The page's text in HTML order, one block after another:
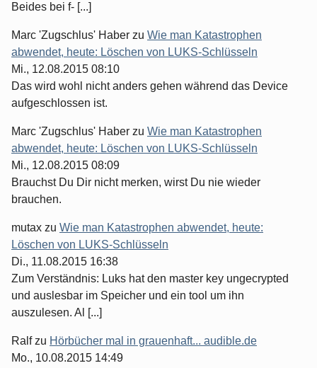
Beides bei f- [...]
Marc 'Zugschlus' Haber zu Wie man Katastrophen
abwendet, heute: Löschen von LUKS-Schlüsseln
Mi., 12.08.2015 08:10
Das wird wohl nicht anders gehen während das Device
aufgeschlossen ist.
Marc 'Zugschlus' Haber zu Wie man Katastrophen
abwendet, heute: Löschen von LUKS-Schlüsseln
Mi., 12.08.2015 08:09
Brauchst Du Dir nicht merken, wirst Du nie wieder
brauchen.
mutax zu Wie man Katastrophen abwendet, heute:
Löschen von LUKS-Schlüsseln
Di., 11.08.2015 16:38
Zum Verständnis: Luks hat den master key ungecrypted
und auslesbar im Speicher und ein tool um ihn
auszulesen. Al [...]
Ralfzu Hörbücher mal in grauenhaft... audible.de
Mo., 10.08.2015 14:49